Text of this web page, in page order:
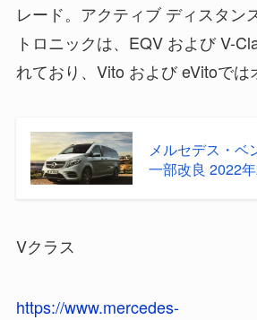
レード。アクティブ ディスタン
トロニックは、EQV および V-
れており、Vito および eVitoでは
メルセデス・ベ
一部改良 2022
Vクラス
https://www.mercedes-